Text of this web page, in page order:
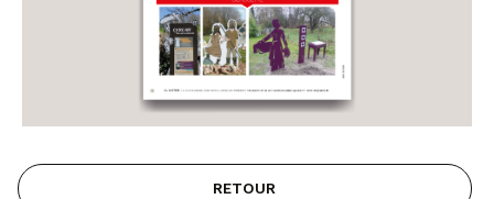
RETOUR